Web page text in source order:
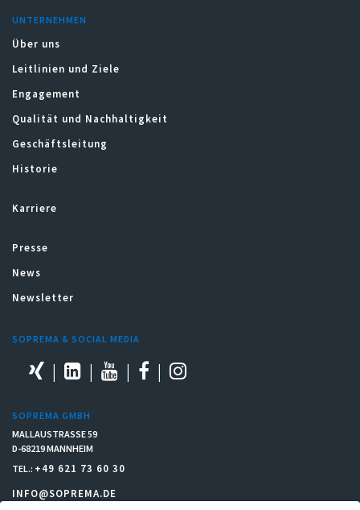
UNTERNEHMEN
Über uns
Leitlinien und Ziele
Engagement
Qualität und Nachhaltigkeit
Geschäftsleitung
Historie
Karriere
Presse
News
Newsletter
SOPREMA & SOCIAL MEDIA
SOPREMA GMBH
MALLAUSTRASSE 59
D-68219 MANNHEIM
TEL.: +49 621 73 60 30
INFO@SOPREMA.DE